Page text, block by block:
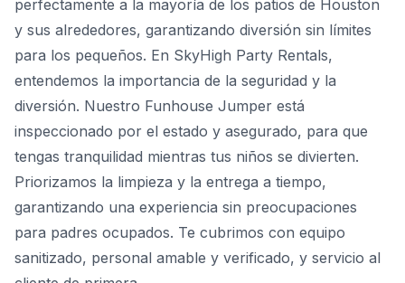
perfectamente a la mayoría de los patios de Houston
y sus alrededores, garantizando diversión sin límites
para los pequeños. En SkyHigh Party Rentals,
entendemos la importancia de la seguridad y la
diversión. Nuestro Funhouse Jumper está
inspeccionado por el estado y asegurado, para que
tengas tranquilidad mientras tus niños se divierten.
Priorizamos la limpieza y la entrega a tiempo,
garantizando una experiencia sin preocupaciones
para padres ocupados. Te cubrimos con equipo
sanitizado, personal amable y verificado, y servicio al